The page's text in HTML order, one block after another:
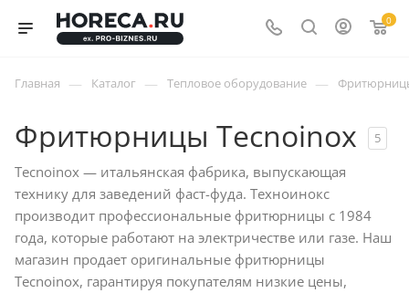
0
Главная — Каталог — Тепловое оборудование —
Фритюрницы Tecnoinox 5
Tecnoinox — итальянская фабрика, выпускающая
технику для заведений фаст-фуда. Техноинокс
производит профессиональные фритюрницы с 1984
года, которые работают на электричестве или газе. Наш
магазин продает оригинальные фритюрницы
Tecnoinox, гарантируя покупателям низкие цены,